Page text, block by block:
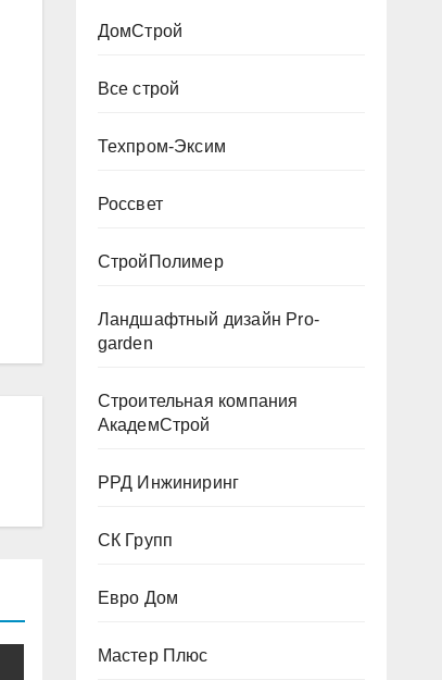
ДомСтрой
Все строй
Техпром-Эксим
Россвет
СтройПолимер
Ландшафтный дизайн Pro-
garden
Строительная компания
АкадемСтрой
РРД Инжиниринг
СК Групп
Евро Дом
Мастер Плюс